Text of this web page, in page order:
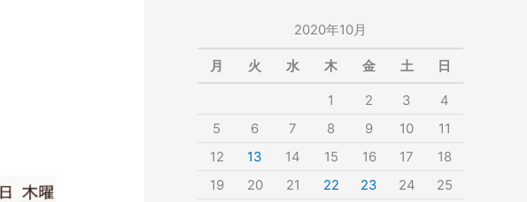
2020年10月
月 火 水 木 金 土 日
1 2 3
4
5
6 7 8 9 10
11
12
13 14 15 16 17
18
19
20 21 22 23 24
25